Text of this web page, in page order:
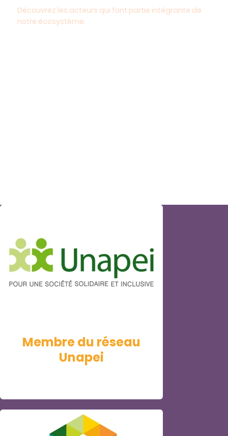
Découvrez les acteurs qui font partie intégrante de
notre écosystème.
Membre du réseau
Unapei